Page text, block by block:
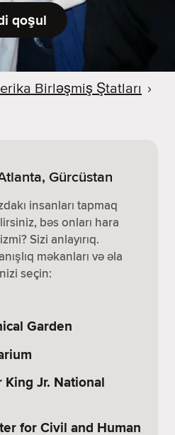
qoşul
Birləşmiş Ştatları ›
Gürcüstan
insanları tapmaq
bəs onları hara
Sizi anlayırıq.
məkanları və əla
seçin:
Garden
Jr. National
for Civil and Human